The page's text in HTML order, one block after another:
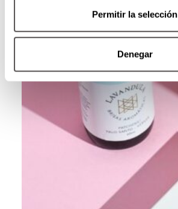
Permitir la selección
Denegar